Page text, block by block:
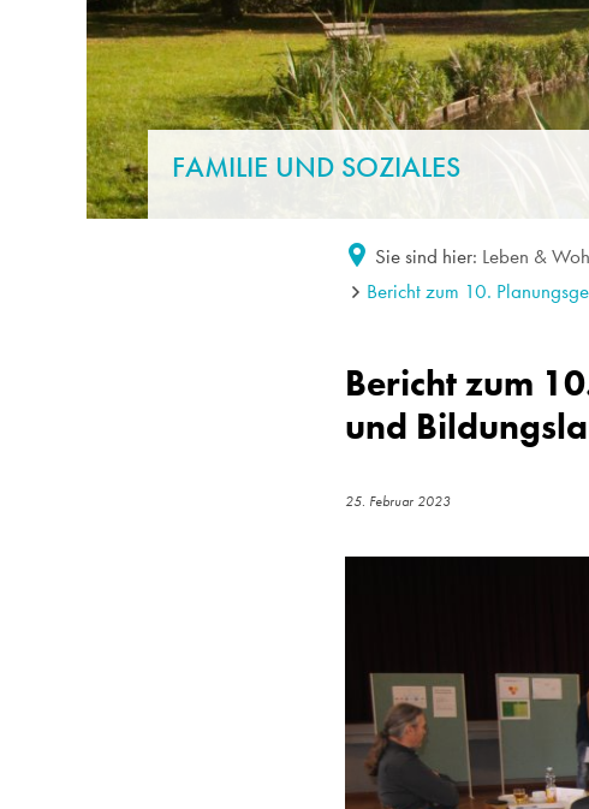
FAMILIE UND SOZIALES
Sie sind hier: Leben &
Bericht zum 10.
Bericht zum
und
25. Februar 2023